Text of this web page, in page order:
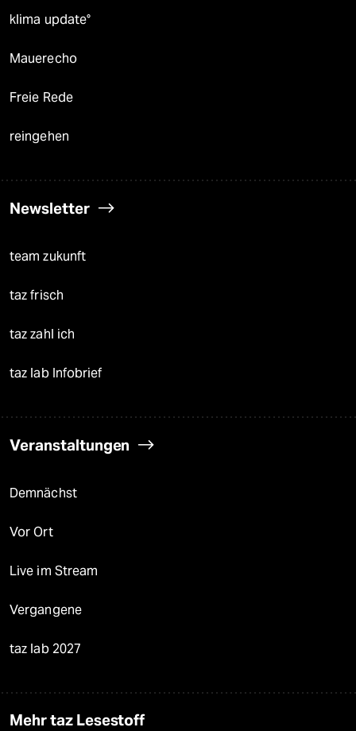
klima update°
Mauerecho
Freie Rede
reingehen
Newsletter
team zukunft
taz frisch
taz zahl ich
taz lab Infobrief
Veranstaltungen
Demnächst
Vor Ort
Live im Stream
Vergangene
taz lab 2027
Mehr taz Lesestoff